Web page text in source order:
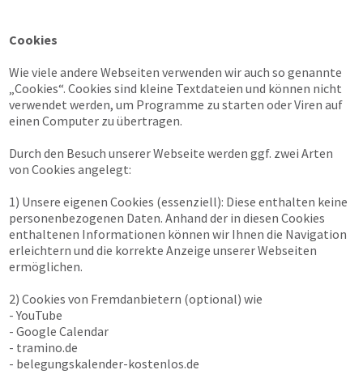
Cookies
Wie viele andere Webseiten verwenden wir auch so genannte
„Cookies“. Cookies sind kleine Textdateien und können nicht
verwendet werden, um Programme zu starten oder Viren auf
einen Computer zu übertragen.
Durch den Besuch unserer Webseite werden ggf. zwei Arten
von Cookies angelegt:
1) Unsere eigenen Cookies (essenziell): Diese enthalten keine
personenbezogenen Daten. Anhand der in diesen Cookies
enthaltenen Informationen können wir Ihnen die Navigation
erleichtern und die korrekte Anzeige unserer Webseiten
ermöglichen.
2) Cookies von Fremdanbietern (optional) wie
- YouTube
- Google Calendar
- tramino.de
- belegungskalender-kostenlos.de